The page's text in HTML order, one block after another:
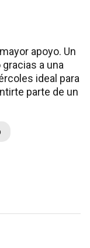
apoyo. Un
a una
ideal para
parte de un